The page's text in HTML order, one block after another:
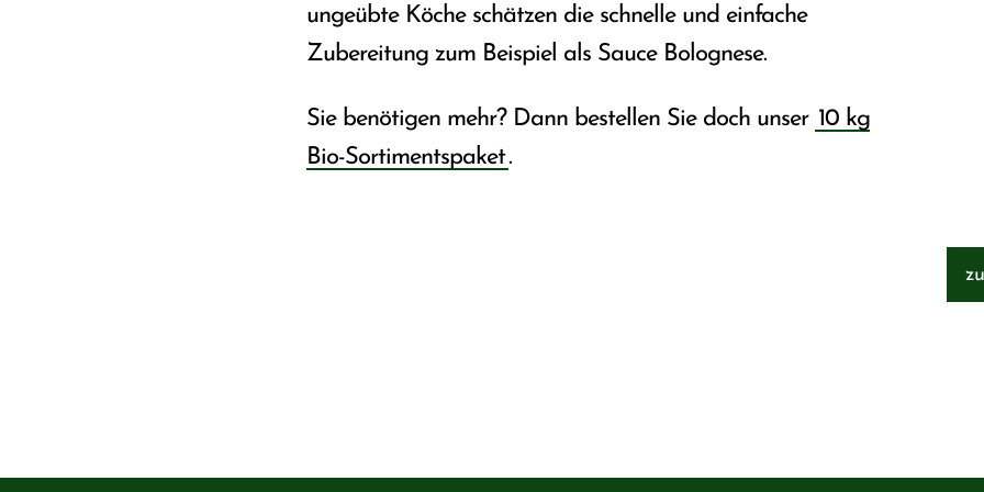
ungeübte Köche schätzen die schnelle und einfache
Zubereitung zum Beispiel als Sauce Bolognese.
Sie benötigen mehr? Dann bestellen Sie doch unser 10 kg
Bio-Sortimentspaket.